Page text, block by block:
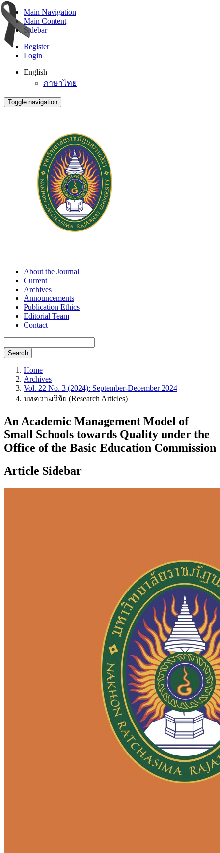
Main Navigation
Main Content
Sidebar
Register
Login
English
ภาษาไทย
Toggle navigation
About the Journal
Current
Archives
Announcements
Publication Ethics
Editorial Team
Contact
Search
Home
Archives
Vol. 22 No. 3 (2024): September-December 2024
บทความวิจัย (Research Articles)
An Academic Management Model of
Small Schools towards Quality under the
Office of the Basic Education Commission
Article Sidebar